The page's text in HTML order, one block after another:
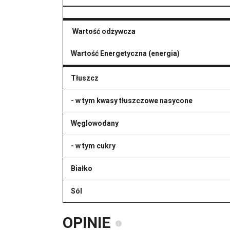
Wartość odżywcza
Wartość Energetyczna (energia)
Tłuszcz
- w tym kwasy tłuszczowe nasycone
Węglowodany
- w tym cukry
Białko
Sól
OPINIE